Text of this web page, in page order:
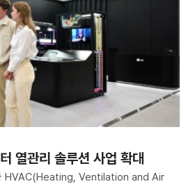
열관리 솔루션 사업 확대
HVAC(Heating, Ventilation and Air